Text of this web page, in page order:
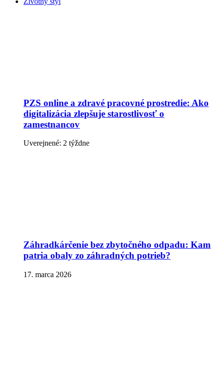
PZS online a zdravé pracovné prostredie: Ako
digitalizácia zlepšuje starostlivosť o
zamestnancov
Uverejnené: 2 týždne
Záhradkárčenie bez zbytočného odpadu: Kam
patria obaly zo záhradných potrieb?
17. marca 2026